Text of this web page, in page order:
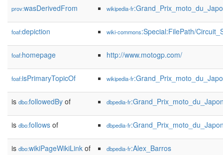
prov:wasDerivedFrom wikipedia-fr
foaf:depiction wiki-commons:Special:FilePath/
foaf:homepage http://www.motogp.com/
foaf:isPrimaryTopicOf wikipedia-fr
is dbo:followedBy of dbpedia-fr
is dbo:follows of dbpedia-fr
is dbo:wikiPageWikiLink of dbpedia-fr:Alex_Barros